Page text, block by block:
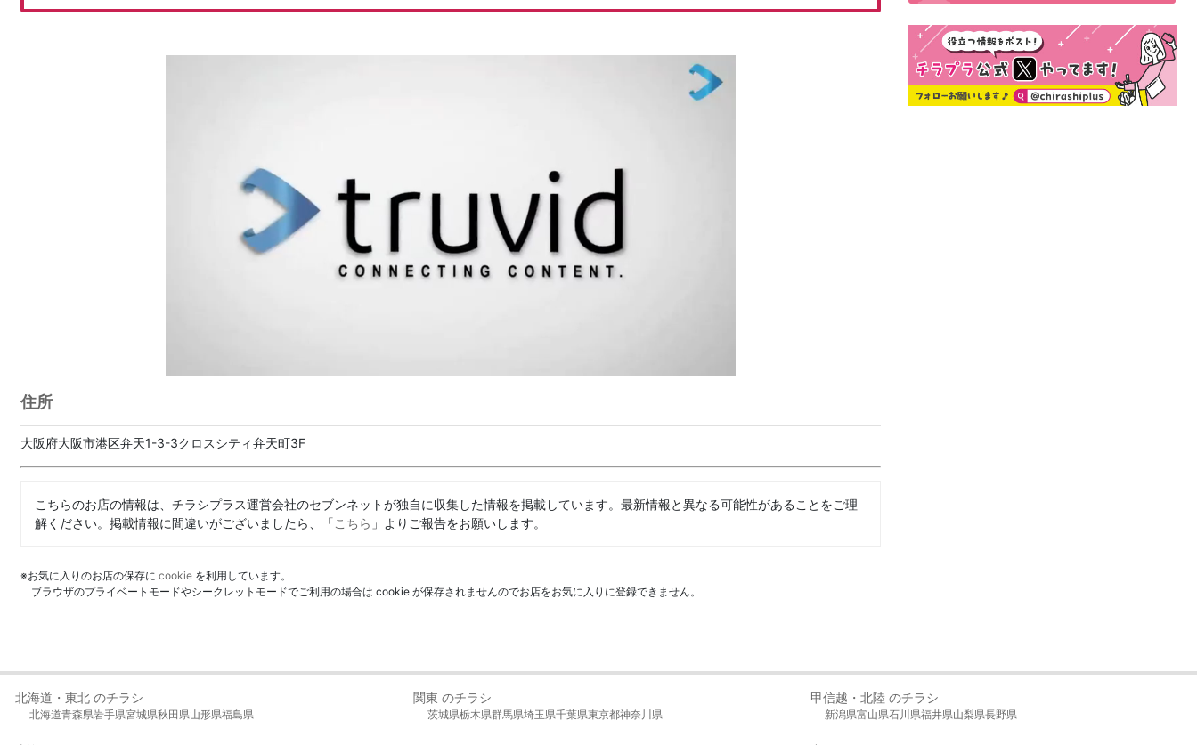
住所
大阪府大阪市港区弁天1-3-3クロスシティ弁天町3F
こちらのお店の情報は、チラシプラス運営会社のセブンネットが独自に収集した情報を掲載しています。最新情報と異なる可能性があることをご理
解ください。掲載情報に間違いがございましたら、「こちら 」よりご報告をお願いします。
※お気に入りのお店の保存に cookie を利用しています。
ブラウザのプライベートモードやシークレットモードでご利用の場合は cookie が保存されませんのでお店をお気に入りに登録できません。
北海道・東北 のチラシ
北海道青森県岩手県宮城県秋田県山形県福島県
関東 のチラシ
茨城県栃木県群馬県埼玉県千葉県東京都神奈川県
甲信越・北陸 のチラシ
新潟県富山県石川県福井県山梨県長野県